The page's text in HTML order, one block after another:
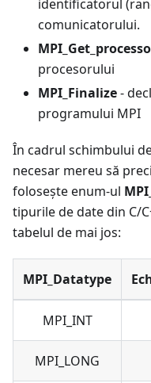
identificatorul
comunicatorului.
procesorului
MPI_Finalize-
programului MPI
În cadrul schimbului
necesar mereu să
folosește enum-ul
tipurile de date din C/
tabelul de mai jos:
MPI_Datatype
MPI_INT
MPI_LONG